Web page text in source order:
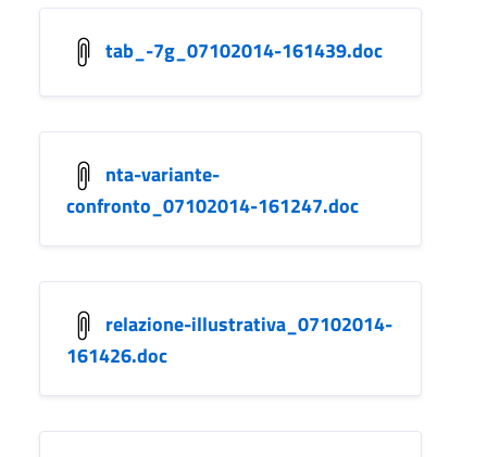
tab_-7g_07102014-161439.doc
nta-variante-
confronto_07102014-161247.doc
relazione-illustrativa_07102014-
161426.doc